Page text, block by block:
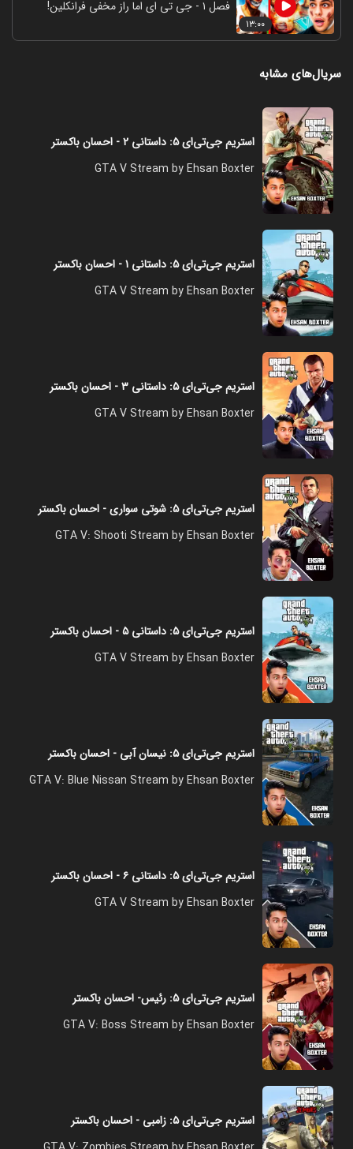
۱۳:۰۰
فصل ۱ - جی تی ای اما راز مخفی فرانکلین!
سریال‌های مشابه
استریم جی‌تی‌ای ۵: داستانی ۲ - احسان باکستر
GTA V Stream by Ehsan Boxter
استریم جی‌تی‌ای ۵: داستانی ۱ - احسان باکستر
GTA V Stream by Ehsan Boxter
استریم جی‌تی‌ای ۵: داستانی ۳ - احسان باکستر
GTA V Stream by Ehsan Boxter
استریم جی‌تی‌ای ۵: شوتی‌ سواری - احسان باکستر
GTA V: Shooti Stream by Ehsan Boxter
استریم جی‌تی‌ای ۵: داستانی ۵ - احسان باکستر
GTA V Stream by Ehsan Boxter
استریم جی‌تی‌ای ۵: نیسان آبی - احسان باکستر
GTA V: Blue Nissan Stream by Ehsan Boxter
استریم جی‌تی‌ای ۵: داستانی ۶ - احسان باکستر
GTA V Stream by Ehsan Boxter
استریم جی‌تی‌ای ۵: رئیس- احسان باکستر
GTA V: Boss Stream by Ehsan Boxter
استریم جی‌تی‌ای ۵: زامبی - احسان باکستر